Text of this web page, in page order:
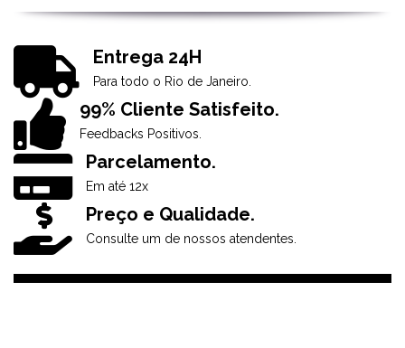
Entrega 24H
Para todo o Rio de Janeiro.
99% Cliente Satisfeito.
Feedbacks Positivos.
Parcelamento.
Em até 12x
Preço e Qualidade.
Consulte um de nossos atendentes.